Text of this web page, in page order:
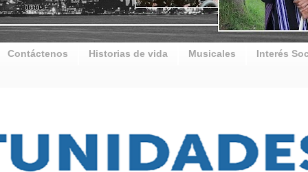
Contáctenos Historias de vida Musicales Interés